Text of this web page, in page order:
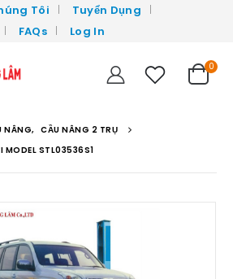
Tôi
Tuyển Dụng
FAQs Log In
0
NÂNG, CẦU NÂNG 2 TRỤ
MODEL STL03536S1